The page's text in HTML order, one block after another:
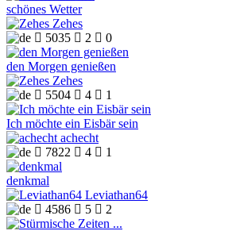
schönes Wetter
Zehes
 5035  2  0
den Morgen genießen
Zehes
 5504  4  1
Ich möchte ein Eisbär sein
achecht
 7822  4  1
denkmal
Leviathan64
 4586  5  2